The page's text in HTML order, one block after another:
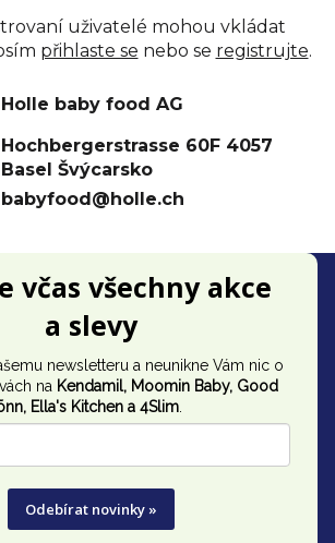
uživatelé mohou vkládat
přihlaste se nebo se registrujte.
Holle baby food AG
Hochbergerstrasse 60F 4057
Basel Švýcarsko
babyfood@holle.ch
včas všechny akce
a slevy
newsletteru a neunikne Vám nic o
na Kendamil, Moomin Baby, Good
, Ella's Kitchen a 4Slim.
Odebírat novinky »